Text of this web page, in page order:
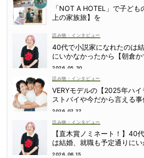
「NOT A HOTEL」で子ど
上の家族旅】を
読み物・インタビュー
40代で小説家になれたのは
にいかなかったから【朝倉か
2026.05.30
読み物・インタビュー
VERYモデルの【2025年ハ
ストバイや今だから言える
2026.07.27
読み物・インタビュー
【直木賞ノミネート！】40
は結婚、就職も予定通りに
倉かすみさん
2026.06.15